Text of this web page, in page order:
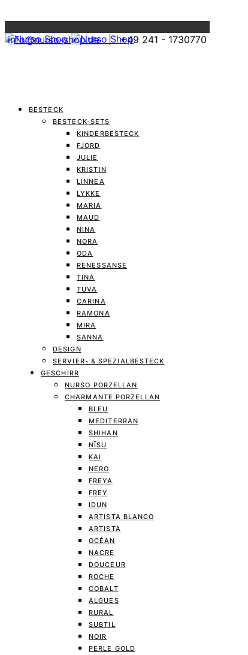
info@nurso-shop.de| +49 241 - 1730770
BESTECK
BESTECK-SETS
KINDERBESTECK
FJORD
JULIE
KRISTIN
LINNEA
LYKKE
MARIA
MAUD
NINA
NORA
ODA
RENESSANSE
TINA
TUVA
CARINA
RAMONA
MIRA
SANNA
DESIGN
SERVIER- & SPEZIALBESTECK
GESCHIRR
NURSO PORZELLAN
CHARMANTE PORZELLAN
BLEU
MEDITERRAN
SHIHAN
NĪSU
KAI
NERO
FREYA
FREY
IDUN
ARTISTA BLANCO
ARTISTA
OCÉAN
NACRE
DOUCEUR
ROCHE
COBALT
ALGUES
RURAL
SUBTIL
NOIR
PERLE GOLD